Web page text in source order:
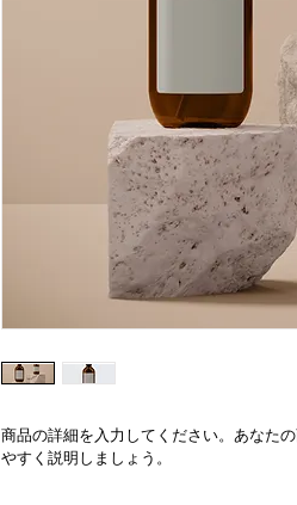
商品の詳細を入力してください。あなた
やすく説明しましょう。